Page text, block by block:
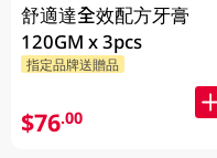
舒適達全效配方牙膏
120GM x 3pcs
指定品牌送贈品
$76.00